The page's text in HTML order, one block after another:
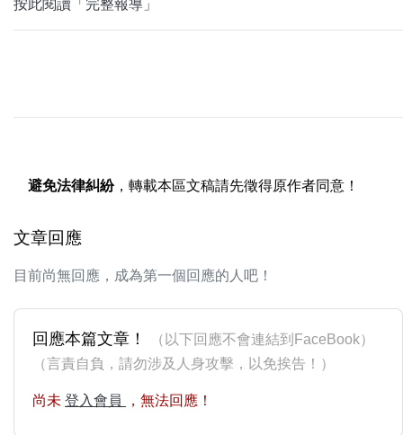
按此閱讀「完整報導」
避免法律糾紛，轉載本區文稿請先徵得原作者同意！
文章回應
目前尚無回應，成為第一個回應的人吧！
回應本篇文章！
（以下回應不會連結到FaceBook）
（言責自負，請勿涉及人身攻擊，以免挨告！）
尚未 登入會員 ，無法回應！